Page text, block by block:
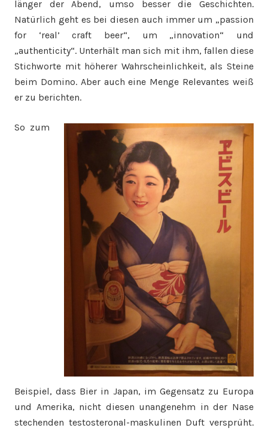
länger der Abend, umso besser die Geschichten.
Natürlich geht es bei diesen auch immer um „passion
for ‘real’ craft beer“, um „innovation“ und
„authenticity“. Unterhält man sich mit ihm, fallen diese
Stichworte mit höherer Wahrscheinlichkeit, als Steine
beim Domino. Aber auch eine Menge Relevantes weiß
er zu berichten.
So zum
Beispiel, dass Bier in Japan, im Gegensatz zu Europa
und Amerika, nicht diesen unangenehm in der Nase
stechenden testosteronal-maskulinen Duft versprüht.